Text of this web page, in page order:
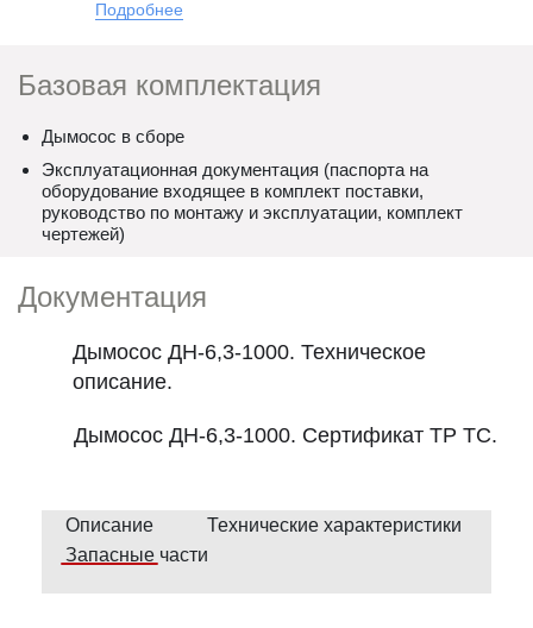
Подробнее
Базовая комплектация
Дымосос в сборе
Эксплуатационная документация (паспорта на
оборудование входящее в комплект поставки,
руководство по монтажу и эксплуатации, комплект
чертежей)
Документация
Дымосос ДН-6,3-1000. Техническое
описание.
Дымосос ДН-6,3-1000. Сертификат ТР ТС.
Описание
Технические характеристики
Запасные части